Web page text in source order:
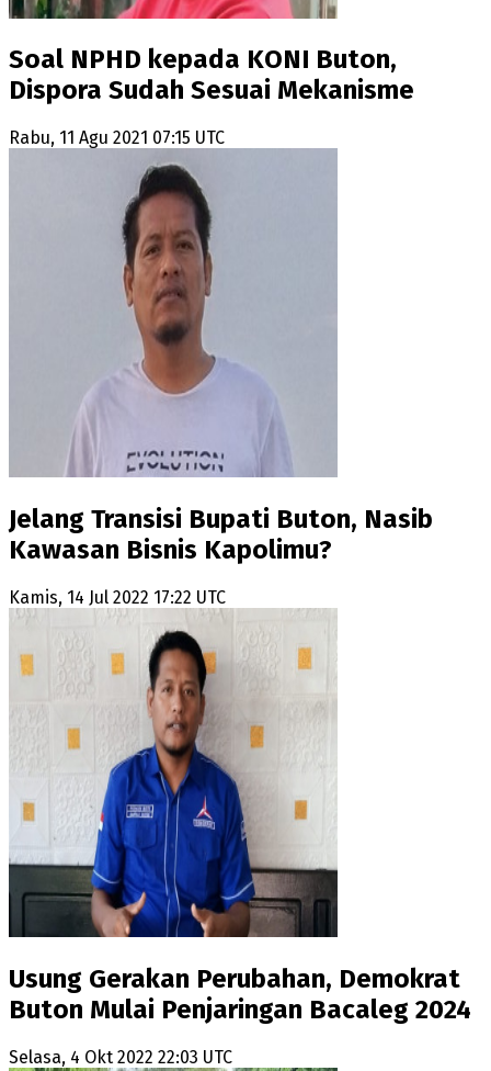
Soal NPHD kepada KONI Buton,
Dispora Sudah Sesuai Mekanisme
Rabu, 11 Agu 2021 07:15 UTC
Jelang Transisi Bupati Buton, Nasib
Kawasan Bisnis Kapolimu?
Kamis, 14 Jul 2022 17:22 UTC
Usung Gerakan Perubahan, Demokrat
Buton Mulai Penjaringan Bacaleg 2024
Selasa, 4 Okt 2022 22:03 UTC